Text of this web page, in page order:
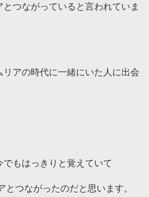
つながっていると言われていま
アの時代に一緒にいた人に出会
でもはっきりと覚えていて
とつながったのだと思います。